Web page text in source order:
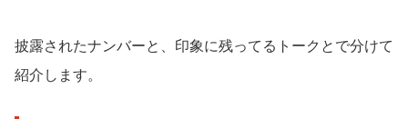
披露されたナンバーと、印象に残ってるトークとで分けて
紹介します。